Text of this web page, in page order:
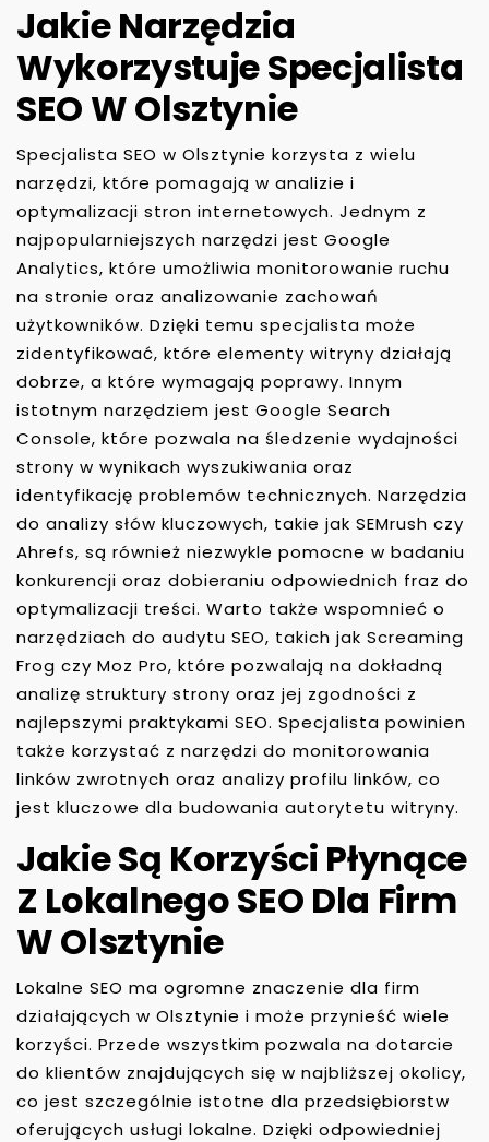
Jakie Narzędzia
Wykorzystuje Specjalista
SEO W Olsztynie
Specjalista SEO w Olsztynie korzysta z wielu
narzędzi, które pomagają w analizie i
optymalizacji stron internetowych. Jednym z
najpopularniejszych narzędzi jest Google
Analytics, które umożliwia monitorowanie ruchu
na stronie oraz analizowanie zachowań
użytkowników. Dzięki temu specjalista może
zidentyfikować, które elementy witryny działają
dobrze, a które wymagają poprawy. Innym
istotnym narzędziem jest Google Search
Console, które pozwala na śledzenie wydajności
strony w wynikach wyszukiwania oraz
identyfikację problemów technicznych. Narzędzia
do analizy słów kluczowych, takie jak SEMrush czy
Ahrefs, są również niezwykle pomocne w badaniu
konkurencji oraz dobieraniu odpowiednich fraz do
optymalizacji treści. Warto także wspomnieć o
narzędziach do audytu SEO, takich jak Screaming
Frog czy Moz Pro, które pozwalają na dokładną
analizę struktury strony oraz jej zgodności z
najlepszymi praktykami SEO. Specjalista powinien
także korzystać z narzędzi do monitorowania
linków zwrotnych oraz analizy profilu linków, co
jest kluczowe dla budowania autorytetu witryny.
Jakie Są Korzyści Płynące
Z Lokalnego SEO Dla Firm
W Olsztynie
Lokalne SEO ma ogromne znaczenie dla firm
działających w Olsztynie i może przynieść wiele
korzyści. Przede wszystkim pozwala na dotarcie
do klientów znajdujących się w najbliższej okolicy,
co jest szczególnie istotne dla przedsiębiorstw
oferujących usługi lokalne. Dzięki odpowiedniej